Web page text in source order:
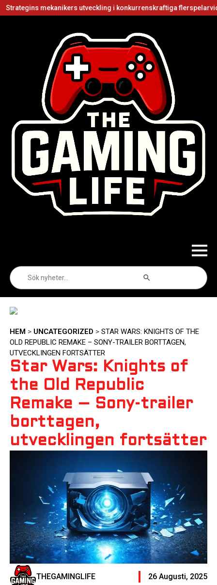
utveckling i konkurrenskraftiga flerspelarvideospel
efter:
HEM > UNCATEGORIZED > STAR WARS: KNIGHTS OF THE
OLD REPUBLIC REMAKE – SONY-TRAILER BORTTAGEN,
UTVECKLINGEN FORTSÄTTER
Star Wars: Knights of
the Old Republic
Remake – Sony-trailer
borttagen,
utvecklingen fortsätter
THEGAMINGLIFE 26 Augusti, 2025